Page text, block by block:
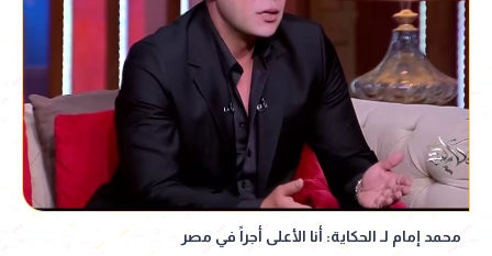
محمد إمام لـ الحكاية: أنا الأعلى أجراً في مصر